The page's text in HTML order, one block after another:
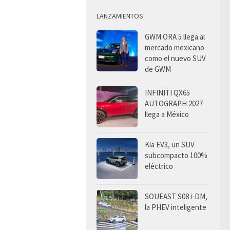
LANZAMIENTOS
GWM ORA 5 llega al
mercado mexicano
como el nuevo SUV
de GWM
INFINITI QX65
AUTOGRAPH 2027
llega a México
Kia EV3, un SUV
subcompacto 100%
eléctrico
SOUEAST S08 i-DM,
la PHEV inteligente